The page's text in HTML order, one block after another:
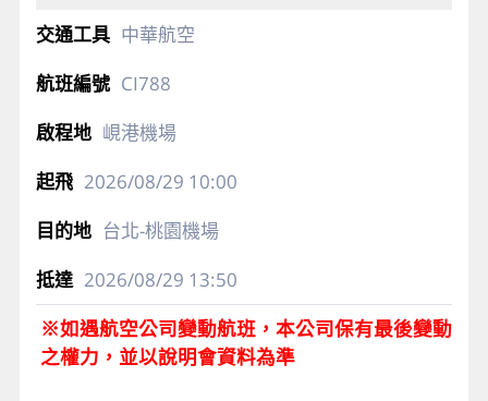
中華航空
CI788
峴港機場
2026/08/29 10:00
台北-桃園機場
2026/08/29 13:50
※如遇航空公司變動航班，本公司保有最後變動
之權力，並以說明會資料為準